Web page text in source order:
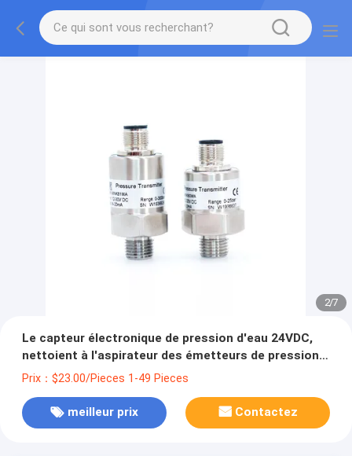
2/7
Le capteur électronique de pression d'eau 24VDC,
nettoient à l'aspirateur des émetteurs de pression
absolue
Prix：$23.00/Pieces 1-49 Pieces
meilleur prix Contactez